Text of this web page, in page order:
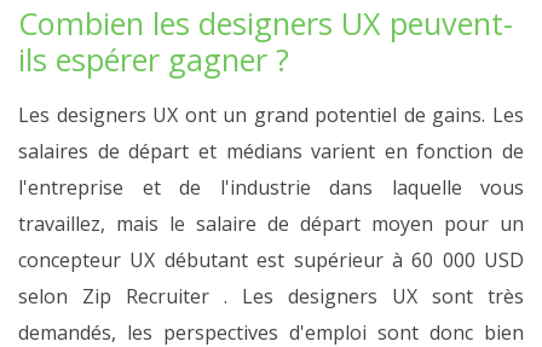
Combien les designers UX peuvent-
ils espérer gagner ?
Les designers UX ont un grand potentiel de gains. Les
salaires de départ et médians varient en fonction de
l'entreprise et de l'industrie dans laquelle vous
travaillez, mais le salaire de départ moyen pour un
concepteur UX débutant est supérieur à 60 000 USD
selon Zip Recruiter . Les designers UX sont très
demandés, les perspectives d'emploi sont donc bien